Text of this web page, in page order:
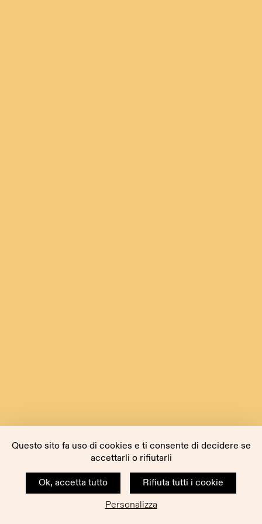
Questo sito fa uso di cookies e ti consente di decidere se
accettarli o rifiutarli
Ok, accetta tutto
Rifiuta tutti i cookie
Personalizza